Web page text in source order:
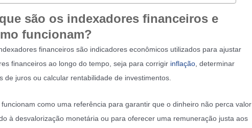
são os indexadores financeiros e
funcionam?
financeiros são indicadores econômicos utilizados para ajustar
financeiros ao longo do tempo, seja para corrigirinflação, determinar
de juros ou calcular rentabilidade de investimentos.
funcionam como uma referência para garantir que o dinheiro não perca valor
à desvalorização monetária ou para oferecer uma remuneração justa aos